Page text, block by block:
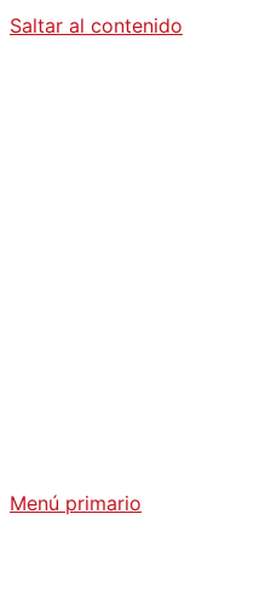
Saltar al contenido
Menú primario